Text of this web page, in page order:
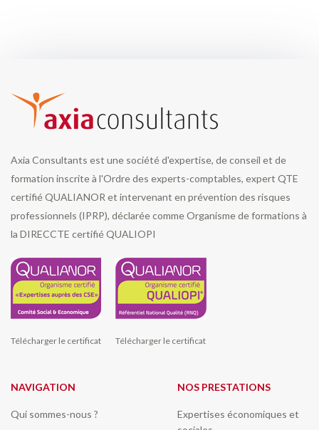
Axia Consultants est une société d'expertise, de conseil et de
formation inscrite à l'Ordre des experts-comptables, expert QTE
certifié QUALIANOR et intervenant en prévention des risques
professionnels (IPRP), déclarée comme Organisme de formations à
la DIRECCTE certifié QUALIOPI
Télécharger le certificat Télécharger le certificat
NAVIGATION
Qui sommes-nous ?
NOS PRESTATIONS
Expertises économiques et